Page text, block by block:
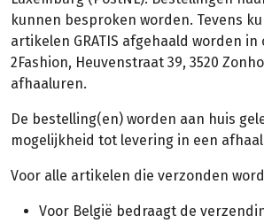
kunnen besproken worden. Tevens
artikelen GRATIS afgehaald worden
2Fashion, Heuvenstraat 39, 3520
afhaaluren.
De bestelling(en) worden aan huis
mogelijkheid tot levering in een
Voor alle artikelen die verzonden
Voor België bedraagt de